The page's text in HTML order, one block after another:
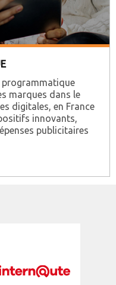
programmatique
marques dans le
digitales, en France
innovants,
publicitaires